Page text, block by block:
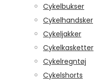
Cykelbukser
Cykelhandsker
Cykeljakker
Cykelkasketter
Cykelregntøj
Cykelshorts